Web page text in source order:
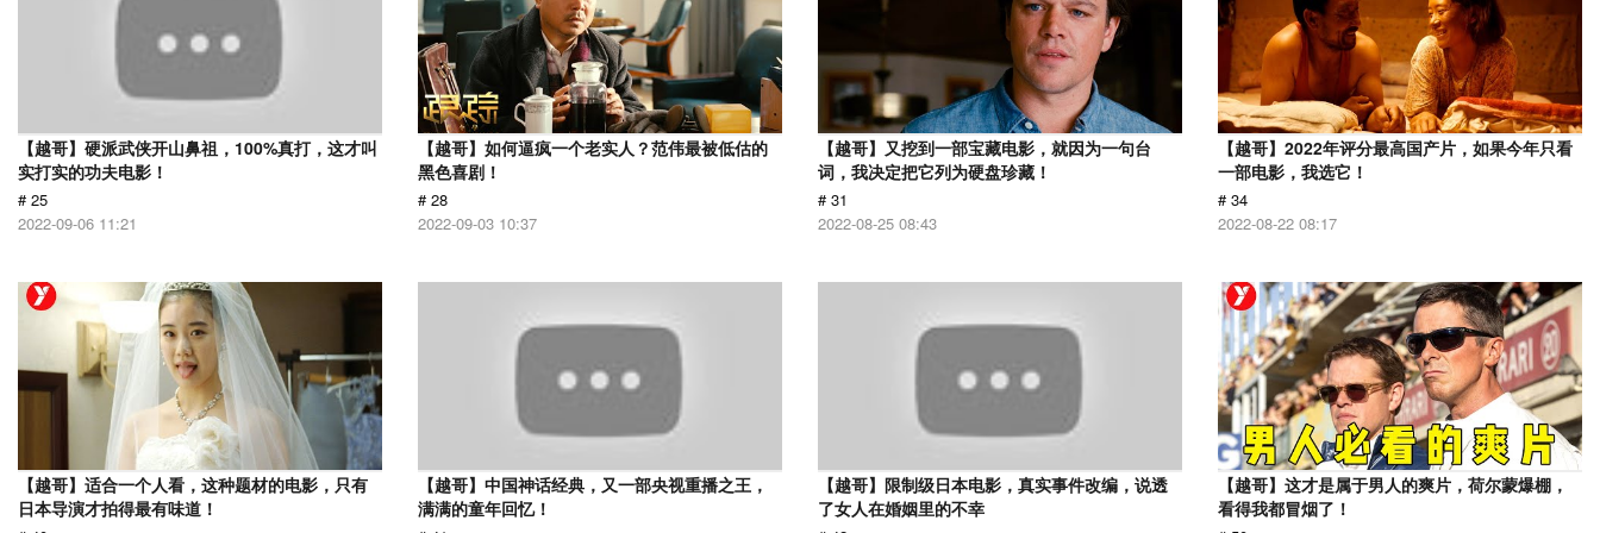
【越哥】硬派武侠开山鼻祖，100%真打，这才叫
实打实的功夫电影！
# 25
2022-09-06 11:21
【越哥】如何逼疯一个老实人？范伟最被低估的
黑色喜剧！
# 28
2022-09-03 10:37
【越哥】又挖到一部宝藏电影，就因为一句台
词，我决定把它列为硬盘珍藏！
# 31
2022-08-25 08:43
【越哥】2022年评分最高国产片，如果今年只看
一部电影，我选它！
# 34
2022-08-22 08:17
【越哥】适合一个人看，这种题材的电影，只有
日本导演才拍得最有味道！
【越哥】中国神话经典，又一部央视重播之王，
满满的童年回忆！
【越哥】限制级日本电影，真实事件改编，说透
了女人在婚姻里的不幸
【越哥】这才是属于男人的爽片，荷尔蒙爆棚，
看得我都冒烟了！